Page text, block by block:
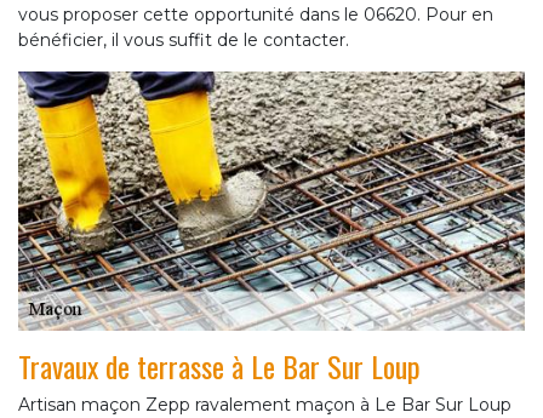
vous proposer cette opportunité dans le 06620. Pour en
bénéficier, il vous suffit de le contacter.
Travaux de terrasse à Le Bar Sur Loup
Artisan maçon Zepp ravalement maçon à Le Bar Sur Loup